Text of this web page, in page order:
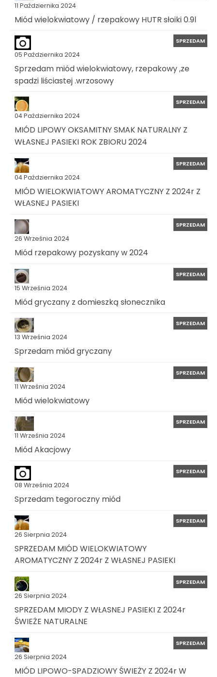
11 Października 2024
Miód wielokwiatowy / rzepakowy HUTR słoiki 0.9l
05 Października 2024
SPRZEDAM
Sprzedam miód wielokwiatowy, rzepakowy ,ze
spadzi liściastej .wrzosowy
04 Października 2024
SPRZEDAM
MIÓD LIPOWY OKSAMITNY SMAK NATURALNY Z
WŁASNEJ PASIEKI ROK ZBIORU 2024
04 Października 2024
SPRZEDAM
MIÓD WIELOKWIATOWY AROMATYCZNY Z 2024r Z
WŁASNEJ PASIEKI
26 Września 2024
SPRZEDAM
Miód rzepakowy pozyskany w 2024
15 Września 2024
SPRZEDAM
Miód gryczany z domieszką słonecznika
13 Września 2024
SPRZEDAM
Sprzedam miód gryczany
11 Września 2024
SPRZEDAM
Miód wielokwiatowy
11 Września 2024
SPRZEDAM
Miód Akacjowy
08 Września 2024
SPRZEDAM
Sprzedam tegoroczny miód
26 Sierpnia 2024
SPRZEDAM
SPRZEDAM MIÓD WIELOKWIATOWY
AROMATYCZNY Z 2024r Z WŁASNEJ PASIEKI
26 Sierpnia 2024
SPRZEDAM
SPRZEDAM MIODY Z WŁASNEJ PASIEKI Z 2024r
ŚWIEŻE NATURALNE
26 Sierpnia 2024
SPRZEDAM
MIÓD LIPOWO-SPADZIOWY ŚWIEŻY Z 2024r W